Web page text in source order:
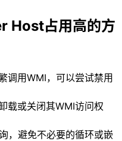
Host占用高的方
调用WMI，可以尝试禁用
载或关闭其WMI访问权
，避免不必要的循环或嵌